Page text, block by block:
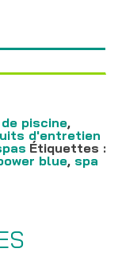
piscine,
d'entretien
Étiquettes :
blue, spa